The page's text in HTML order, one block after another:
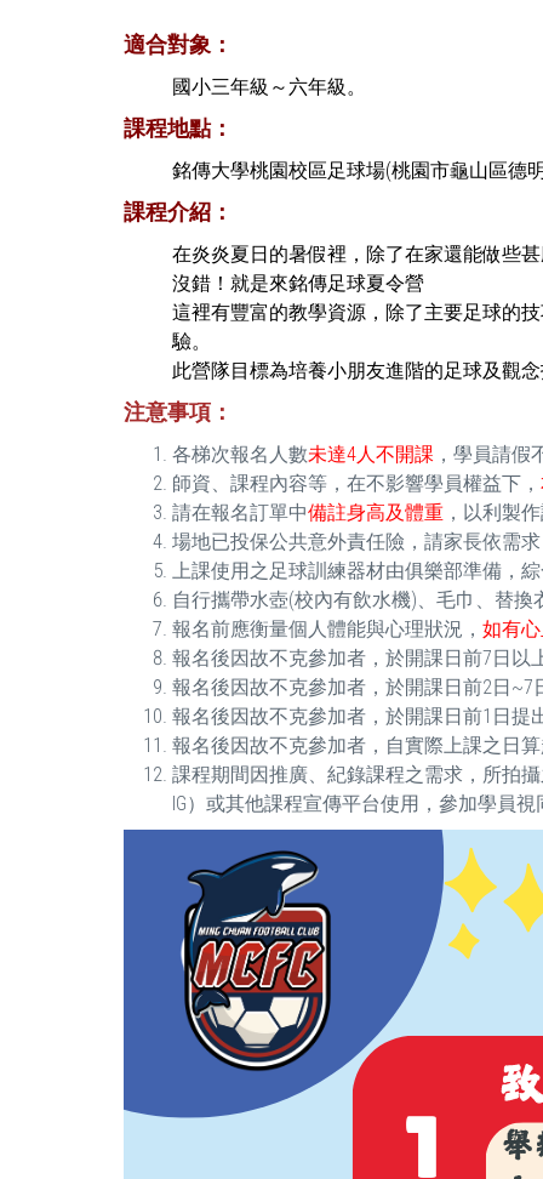
適合對象：
國小三年級～六年級。
課程地點：
銘傳大學桃園校區足球場(桃園市龜山區德
課程介紹：
在炎炎夏日的暑假裡，除了在家還能做些
沒錯！就是來銘傳足球夏令營
這裡有豐富的教學資源，除了主要足球的
驗。
此營隊目標為培養小朋友進階的足球及觀
注意事項：
各梯次報名人數未達4人不開課 ，學員請假
師資、課程內容等，在不影響學員權益下，
請在報名訂單中備註身高及體重 ，以利製
場地已投保公共意外責任險，請家長依需
上課使用之足球訓練器材由俱樂部準備，
自行攜帶水壺(校內有飲水機)、毛巾、替換
報名前應衡量個人體能與心理狀況， 如有
報名後因故不克參加者，於開課日前7日以
報名後因故不克參加者，於開課日前2日~7
報名後因故不克參加者，於開課日前1日提
報名後因故不克參加者，自實際上課之日
課程期間因推廣、紀錄課程之需求，所拍
IG）或其他課程宣傳平台使用，參加學員